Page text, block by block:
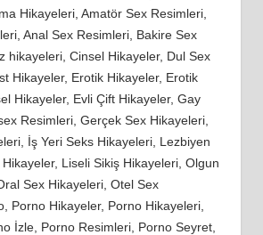
Hikayeleri, Amatör Sex Resimleri,
, Anal Sex Resimleri, Bakire Sex
hikayeleri, Cinsel Hikayeler, Dul Sex
Hikayeler, Erotik Hikayeler, Erotik
Hikayeler, Evli Çift Hikayeler, Gay
Resimleri, Gerçek Sex Hikayeleri,
, İş Yeri Seks Hikayeleri, Lezbiyen
Hikayeler, Liseli Sikiş Hikayeleri, Olgun
Sex Hikayeleri, Otel Sex
, Porno Hikayeler, Porno Hikayeleri,
İzle, Porno Resimleri, Porno Seyret,